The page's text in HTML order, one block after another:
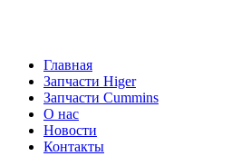
Главная
Запчасти Higer
Запчасти Cummins
О нас
Новости
Контакты